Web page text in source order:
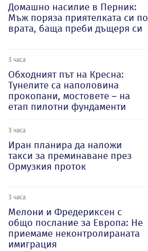
Домашно насилие в Перник:
Мъж поряза приятелката си по
врата, баща преби дъщеря си
3 часа
Обходният път на Кресна:
Тунелите са наполовина
прокопани, мостовете – на
етап пилотни фундаменти
3 часа
Иран планира да наложи
такси за преминаване през
Ормузкия проток
3 часа
Мелони и Фредериксен с
общо послание за Европа: Не
приемаме неконтролираната
имиграция